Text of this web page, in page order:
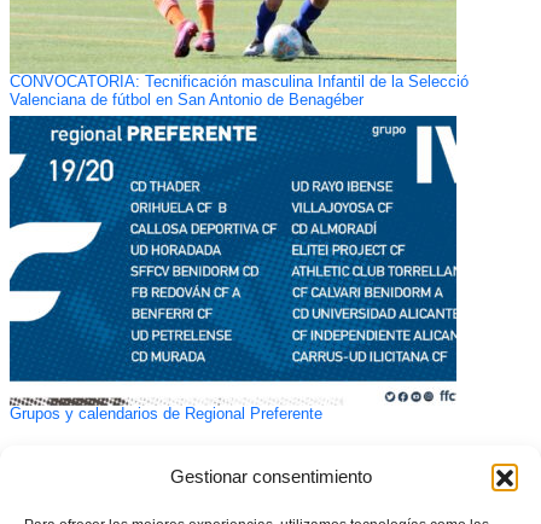
Gestionar consentimiento
CONVOCATORIA: Tecnificación masculina Infantil de la Selecció
Valenciana de fútbol en San Antonio de Benagéber
Grupos y calendarios de Regional Preferente